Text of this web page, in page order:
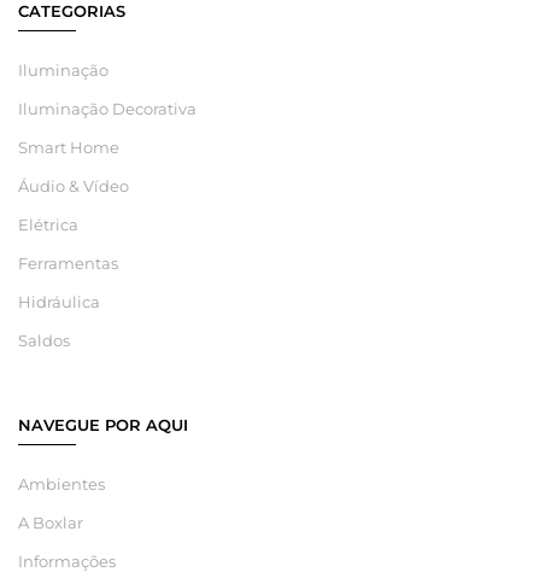
CATEGORIAS
Iluminação
Iluminação Decorativa
Smart Home
Áudio & Vídeo
Elétrica
Ferramentas
Hidráulica
Saldos
NAVEGUE POR AQUI
Ambientes
A Boxlar
Informações